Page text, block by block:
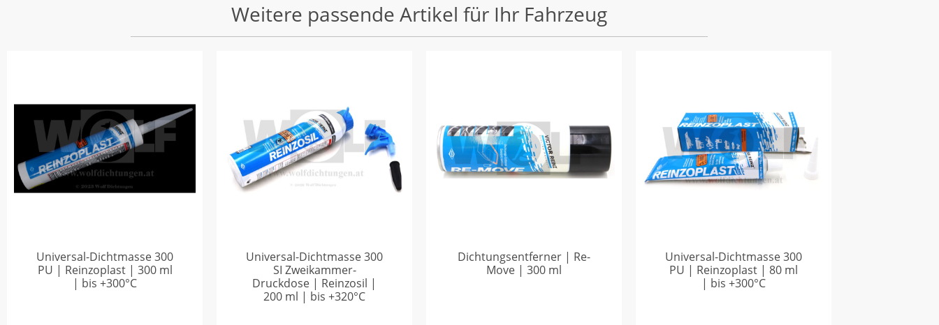
Weitere passende Artikel für Ihr Fahrzeug
Universal-Dichtmasse 300
PU | Reinzoplast | 300 ml
| bis +300°C
Universal-Dichtmasse 300
SI Zweikammer-
Druckdose | Reinzosil |
200 ml | bis +320°C
Dichtungsentferner | Re-
Move | 300 ml
Universal-Dichtmasse 300
PU | Reinzoplast | 80 ml
| bis +300°C